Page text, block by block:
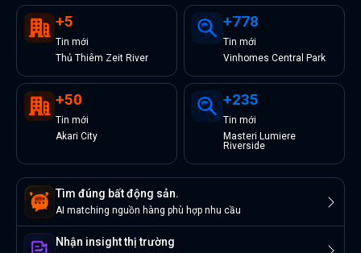
+5
Tin mới
Thủ Thiêm Zeit River
+778
Tin mới
Vinhomes Central Park
+50
Tin mới
Akari City
+235
Tin mới
Masteri Lumiere
Riverside
Tìm đúng bất động sản.
AI matching nguồn hàng phù hợp nhu cầu
Nhận insight thị trường